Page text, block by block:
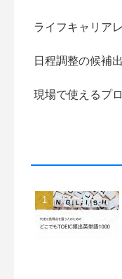
ライフキャリア
日程調整の候補
現場で使えるプ